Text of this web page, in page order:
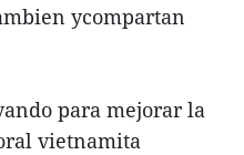
ycompartan
para mejorar la
vietnamita